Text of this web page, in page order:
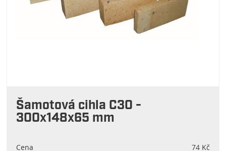
Šamotová cihla C30 -
300x148x65 mm
Cena
74 Kč